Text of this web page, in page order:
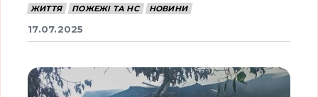
ЖИТТЯ ПОЖЕЖІ ТА НС НОВИНИ
17.07.2025